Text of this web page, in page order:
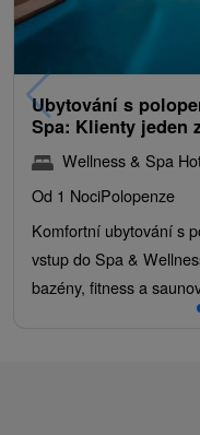
Ubytování s
Spa: Klienty jeden
Wellness & Spa
Od 1 NociPolopenze
Komfortní ubytování s
vstup do Spa &
bazény, fitness a